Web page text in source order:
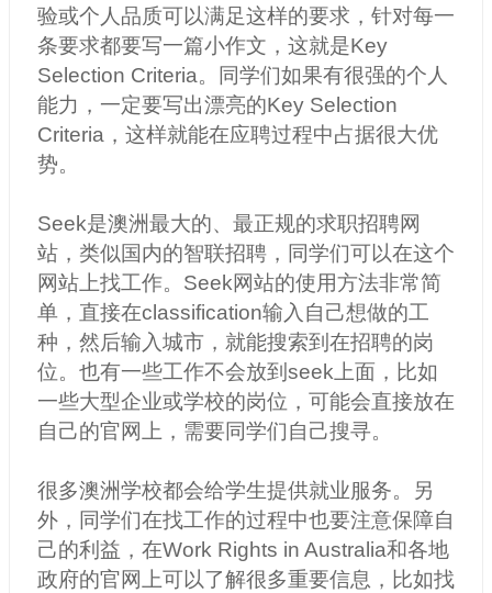
验或个人品质可以满足这样的要求，针对每一
条要求都要写一篇小作文，这就是Key
Selection Criteria。同学们如果有很强的个人
能力，一定要写出漂亮的Key Selection
Criteria，这样就能在应聘过程中占据很大优
势。
Seek是澳洲最大的、最正规的求职招聘网
站，类似国内的智联招聘，同学们可以在这个
网站上找工作。Seek网站的使用方法非常简
单，直接在classification输入自己想做的工
种，然后输入城市，就能搜索到在招聘的岗
位。也有一些工作不会放到seek上面，比如
一些大型企业或学校的岗位，可能会直接放在
自己的官网上，需要同学们自己搜寻。
很多澳洲学校都会给学生提供就业服务。另
外，同学们在找工作的过程中也要注意保障自
己的利益，在Work Rights in Australia和各地
政府的官网上可以了解很多重要信息，比如找